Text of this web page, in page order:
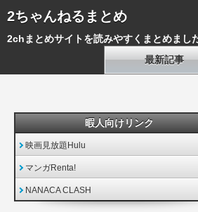
2ちゃんねるまとめ
2chまとめサイトを読みやすくまとめまし
最新記事
暇人向けリンク
映画見放題Hulu
マンガRenta!
NANACA CLASH